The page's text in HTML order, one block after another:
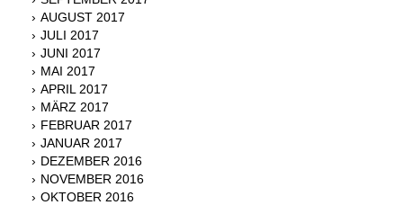
AUGUST 2017
JULI 2017
JUNI 2017
MAI 2017
APRIL 2017
MÄRZ 2017
FEBRUAR 2017
JANUAR 2017
DEZEMBER 2016
NOVEMBER 2016
OKTOBER 2016